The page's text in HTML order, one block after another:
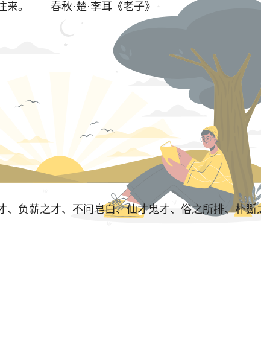
来。 春秋·楚·李耳《老子》
、负薪之才、不问皂白、仙才鬼才、俗之所排、朴